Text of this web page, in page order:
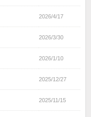
2026/4/17
2026/3/30
2026/1/10
2025/12/27
2025/11/15